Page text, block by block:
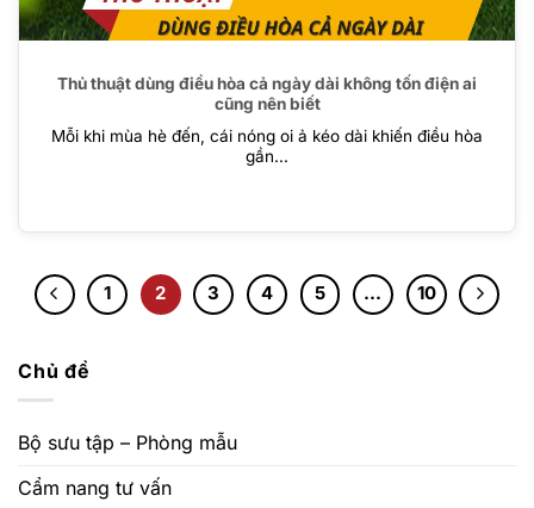
Thủ thuật dùng điều hòa cả ngày dài không tốn điện ai
cũng nên biết
Mỗi khi mùa hè đến, cái nóng oi ả kéo dài khiến điều hòa
gần...
1 2 3 4 5 … 10
Chủ đề
Bộ sưu tập – Phòng mẫu
Cẩm nang tư vấn